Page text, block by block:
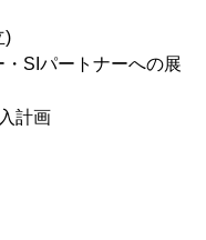
)
SIパートナーへの展
計画